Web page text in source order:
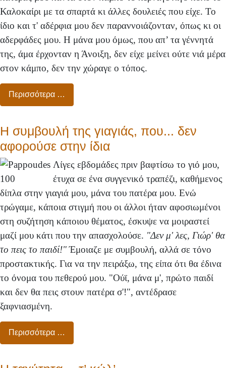
Καλοκαίρι με τα σπαρτά κι άλλες δουλειές που είχε. Το
ίδιο και τ' αδέρφια μου δεν παραννοιάζονταν, όπως κι οι
αδερφάδες μου. Η μάνα μου όμως, που απ’ τα γέννητά
της, άμα έρχονταν η Άνοιξη, δεν είχε μείνει ούτε νιά μέρα
στον κάμπο, δεν την χώραγε ο τόπος.
Περισσότερα …
Η συμβουλή της γιαγιάς, που... δεν
αφορούσε στην ίδια
Λίγες εβδομάδες πριν βαφτίσω το γιό μου,
έτυχα σε ένα συγγενικό τραπέζι, καθήμενος
δίπλα στην γιαγιά μου, μάνα του πατέρα μου. Ενώ
τρώγαμε, κάποια στιγμή που οι άλλοι ήταν αφοσιωμένοι
στη συζήτηση κάποιου θέματος, έσκυψε να μοιραστεί
μαζί μου κάτι που την απασχολούσε. "Δεν μ' λες, Γιώρ' θα
το πεις το παιδί!"Έμοιαζε με συμβουλή, αλλά σε τόνο
προστακτικής. Για να την πειράξω, της είπα ότι θα έδινα
το όνομα του πεθερού μου. "Ούϊ, μάνα μ', πρώτο παιδί
και δεν θα πεις στουν πατέρα σ'!", αντέδρασε
ξαφνιασμένη.
Περισσότερα …